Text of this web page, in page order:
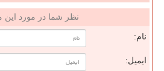
نظر شما در مورد
نام:
ایمیل: